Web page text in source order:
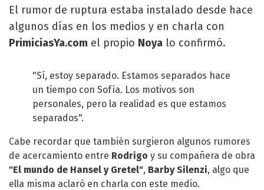
El rumor de ruptura estaba instalado desde hace
algunos días en los medios y en charla con
PrimiciasYa.com el propio Noya lo confirmó.
"Sí, estoy separado. Estamos separados hace
un tiempo con Sofía. Los motivos son
personales, pero la realidad es que estamos
separados".
Cabe recordar que también surgieron algunos rumores
de acercamiento entre Rodrigo y su compañera de obra
"El mundo de Hansel y Gretel", Barby Silenzi, algo que
ella misma aclaró en charla con este medio.